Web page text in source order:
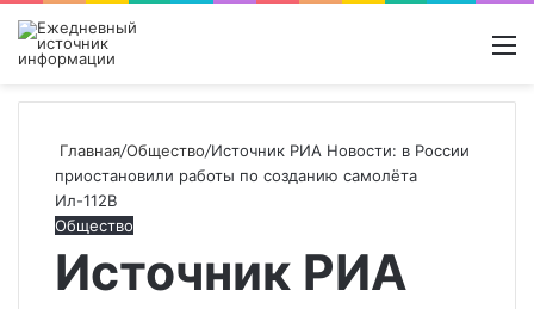
Поиск
Switch
Главная/Общество/Источник РИА Новости: в России
приостановили работы по созданию самолёта
Ил-112В
Общество
Источник РИА